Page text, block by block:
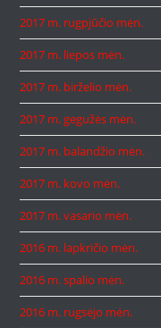
2017 m. rugpjūčio mėn.
2017 m. liepos mėn.
2017 m. birželio mėn.
2017 m. gegužės mėn.
2017 m. balandžio mėn.
2017 m. kovo mėn.
2017 m. vasario mėn.
2016 m. lapkričio mėn.
2016 m. spalio mėn.
2016 m. rugsėjo mėn.